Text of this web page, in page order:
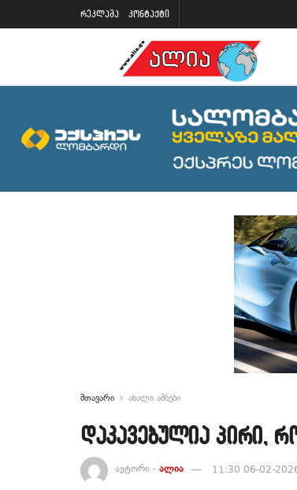
რეკლამა კონტაქტი
მთავარი ახალი ამბები
დაკავებულია პირი,
ავტორი - ალია 11:30 06-02-